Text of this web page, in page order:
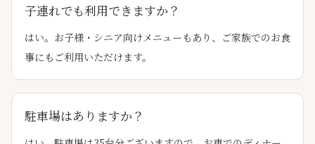
子連れでも利用できますか？
はい。お子様・シニア向けメニューもあり、ご家族でのお食
事にもご利用いただけます。
駐車場はありますか？